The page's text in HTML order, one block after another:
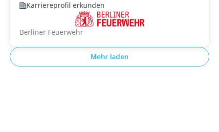
Karriereprofil erkunden
Berliner Feuerwehr
Mehr laden